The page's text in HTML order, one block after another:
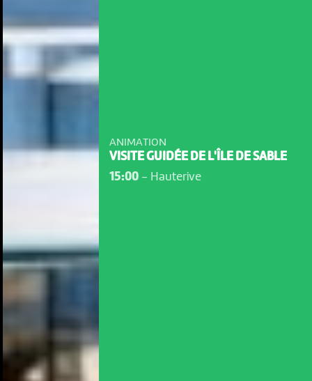
ANIMATION
VISITE GUIDÉE DE L'ÎLE DE SABLE
15:00- Hauterive